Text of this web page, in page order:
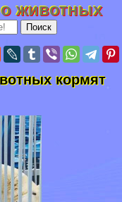
о животных
кормят